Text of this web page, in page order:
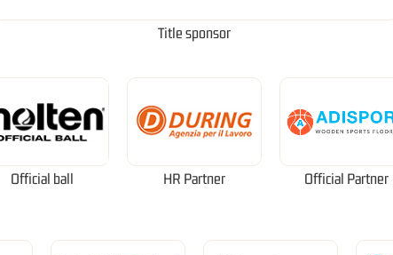
Title sponsor
Official ball HR Partner Official Partner